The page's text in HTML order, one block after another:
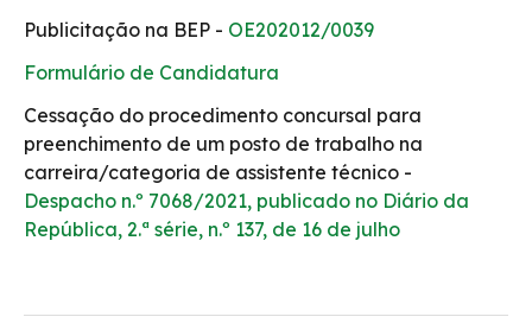
Publicitação na BEP - OE202012/0039
Formulário de Candidatura
Cessação do procedimento concursal para
preenchimento de um posto de trabalho na
carreira/categoria de assistente técnico -
Despacho n.º 7068/2021, publicado no Diário da
República, 2.ª série, n.º 137, de 16 de julho